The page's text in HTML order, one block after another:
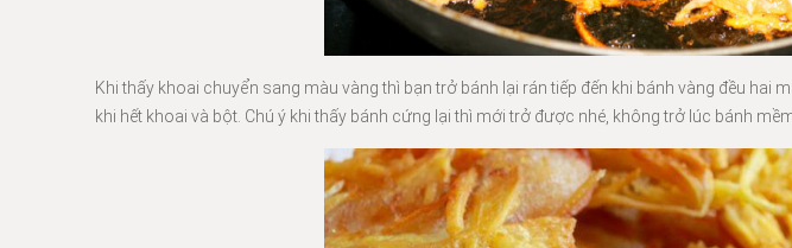
Khi thấy khoai chuyển sang màu vàng thì bạn trở bánh lại rán tiếp đến khi bánh vàng đều hai
khi hết khoai và bột. Chú ý khi thấy bánh cứng lại thì mới trở được nhé, không trở lúc bánh